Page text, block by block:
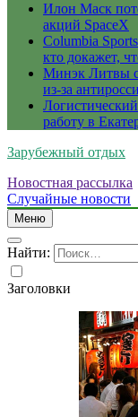
Илон Маск
акций SpaceX
Columbia
кто докажет,
Минэк Литвы
из-за
работу в
Зарубежный отдых
Новостная рассылка
Случайные новости
Меню
Найти:
Заголовки